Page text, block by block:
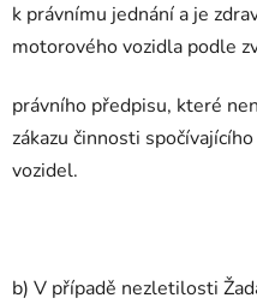
k právnímu jednání a je
motorového vozidla podle
právního předpisu, které
zákazu činnosti
vozidel.
b) V případě nezletilosti